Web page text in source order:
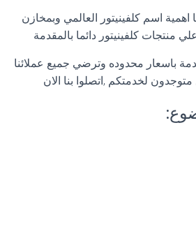
اسم كلفينيتور العالمي وبمخازن
منتجات كلفينيتور دائما بالمقدمة
باسعار محدوده وترضي جميع عملائنا
لخدمتكم ,اتصلوا بنا الان